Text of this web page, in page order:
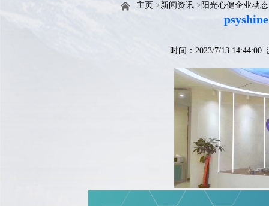
主页 >新闻资讯 > 阳光心健企业动态
时间：2023/7/13